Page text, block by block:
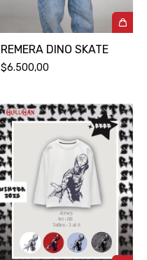
REMERA DINO SKATE
$6.500,00